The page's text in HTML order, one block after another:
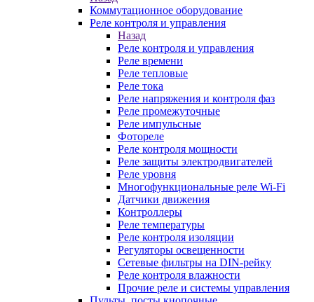
Коммутационное оборудование
Реле контроля и управления
Назад
Реле контроля и управления
Реле времени
Реле тепловые
Реле тока
Реле напряжения и контроля фаз
Реле промежуточные
Реле импульсные
Фотореле
Реле контроля мощности
Реле защиты электродвигателей
Реле уровня
Многофункциональные реле Wi-Fi
Датчики движения
Контроллеры
Реле температуры
Реле контроля изоляции
Регуляторы освещенности
Сетевые фильтры на DIN-рейку
Реле контроля влажности
Прочие реле и системы управления